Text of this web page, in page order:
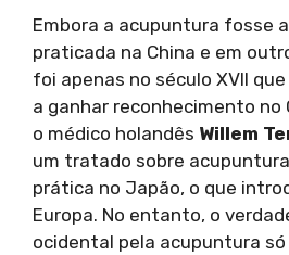
Embora a acupuntura fosse
praticada na China e em
foi apenas no século XVII
a ganhar reconhecimento no
o médico holandês Willem
um tratado sobre
prática no Japão, o que
Europa. No entanto, o
ocidental pela acupuntura